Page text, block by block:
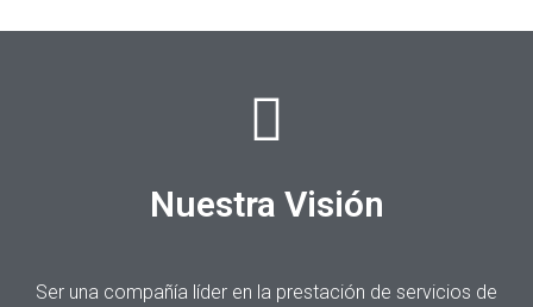
Nuestra Visión
Ser una compañía líder en la prestación de servicios de